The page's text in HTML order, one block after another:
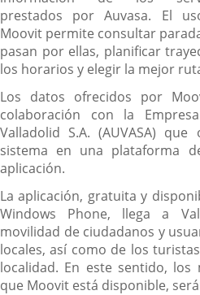
prestados por Auvasa. El
Moovit permite consultar
pasan por ellas, planificar
los horarios y elegir la mejor
Los datos ofrecidos por
colaboración con la
Valladolid S.A. (AUVASA)
sistema en una plataforma
aplicación.
La aplicación, gratuita y
Windows Phone, llega a
movilidad de ciudadanos y
locales, así como de los
localidad. En este sentido,
que Moovit está disponible,